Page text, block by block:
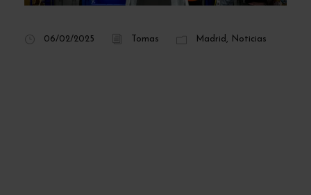
06/02/2025 Tomas Madrid , Noticias